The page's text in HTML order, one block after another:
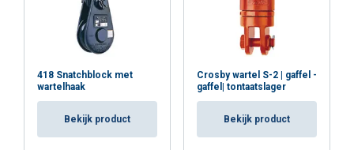
418 Snatchblock met
wartelhaak
Bekijk product
Crosby wartel S-2 | gaffel -
gaffel| tontaatslager
Bekijk product